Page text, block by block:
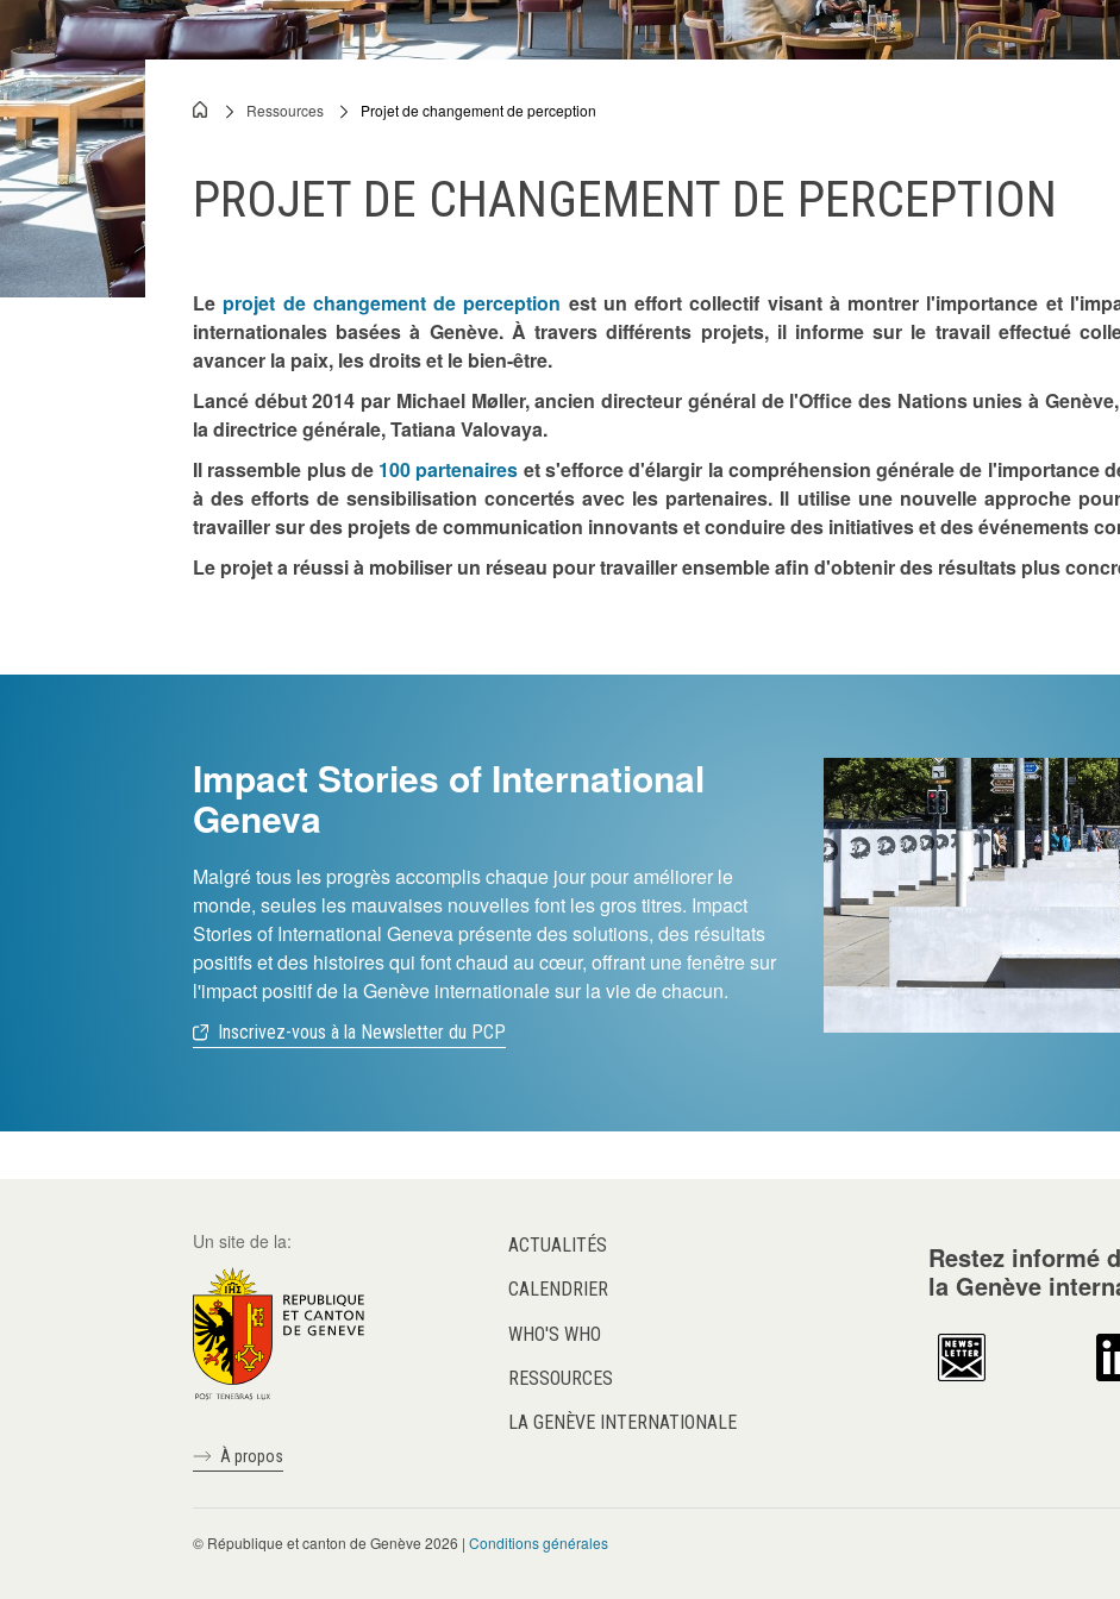
locales
Documents
PCP
Breadcrumb
Ressources Projet de changement de perception
PROJET DE CHANGEMENT DE PERCEPTION
Le projet de changement de perception est un effort collectif visant à montrer l'importance et
internationales basées à Genève. À travers différents projets, il informe sur le travail effectué
avancer la paix, les droits et le bien-être.
Lancé début 2014 par Michael Møller, ancien directeur général de l'Office des Nations unies à
la directrice générale, Tatiana Valovaya.
Il rassemble plus de 100 partenaires et s'efforce d'élargir la compréhension générale de l'importance
à des efforts de sensibilisation concertés avec les partenaires. Il utilise une nouvelle approche
travailler sur des projets de communication innovants et conduire des initiatives et des événements
Le projet a réussi à mobiliser un réseau pour travailler ensemble afin d'obtenir des résultats plus
Impact Stories of International
Geneva
Malgré tous les progrès accomplis chaque jour pour améliorer le
monde, seules les mauvaises nouvelles font les gros titres. Impact
Stories of International Geneva présente des solutions, des résultats
positifs et des histoires qui font chaud au cœur, offrant une fenêtre sur
l'impact positif de la Genève internationale sur la vie de chacun.
Inscrivez-vous à la Newsletter du PCP
Un site de la:
À propos
ACTUALITÉS
CALENDRIER
WHO'S WHO
RESSOURCES
LA GENÈVE INTERNATIONALE
Restez informé
la Genève
© République et canton de Genève 2026 | Conditions générales